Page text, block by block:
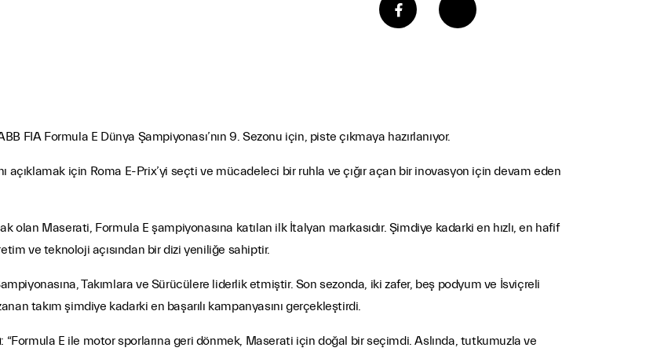
FIA Formula E Dünya Şampiyonası’nın 9. Sezonu için, piste çıkmaya hazırlanıyor.
açıklamak için Roma E-Prix’yi seçti ve mücadeleci bir ruhla ve çığır açan bir inovasyon için devam eden
olan Maserati, Formula E şampiyonasına katılan ilk İtalyan markasıdır. Şimdiye kadarki en hızlı, en hafif
ve teknoloji açısından bir dizi yeniliğe sahiptir.
Takımlara ve Sürücülere liderlik etmiştir. Son sezonda, iki zafer, beş podyum ve İsviçreli
takım şimdiye kadarki en başarılı kampanyasını gerçekleştirdi.
: “Formula E ile motor sporlarına geri dönmek, Maserati için doğal bir seçimdi. Aslında, tutkumuzla ve